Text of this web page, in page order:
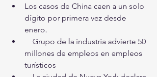
Los casos de China caen a un solo
dígito por primera vez desde
enero.
millones de empleos en empleos
turísticos